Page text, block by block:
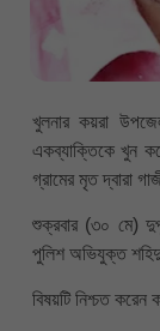
খুলনার কয়রা
একব্যাক্তিকে খুন
গ্রামের মৃত দ্বারা
শুক্রবার (৩০ মে)
পুলিশ অভিযুক্ত
বিষয়টি নিশ্চত